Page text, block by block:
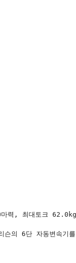
력, 최대토크
슨의 6단 자동변속